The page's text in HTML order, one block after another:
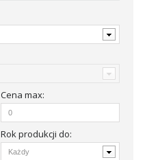
Cena max:
Rok produkcji do: